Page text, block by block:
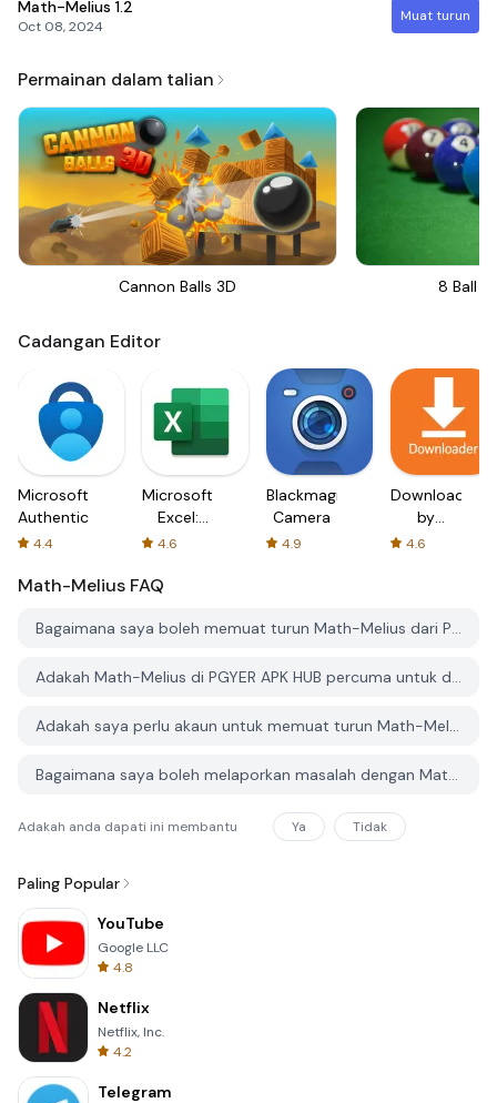
Math-Melius 1.2
Oct 08, 2024
Muat turun
Permainan dalam talian
Cannon Balls 3D 8 Ball
Cadangan Editor
Microsoft
Authenticator
4.4
Microsoft
Excel:
Spreadsheets
4.6
Blackmagic
Camera
4.9
Downloader
by
AFTVnews
4.6
Math-Melius FAQ
Bagaimana saya boleh memuat turun Math-Melius dari PGYER APK HUB?
Adakah Math-Melius di PGYER APK HUB percuma untuk dimuat turun?
Adakah saya perlu akaun untuk memuat turun Math-Melius dari PGYER APK HUB?
Bagaimana saya boleh melaporkan masalah dengan Math-Melius di PGYER APK HUB?
Adakah anda dapati ini membantu Ya Tidak
Paling Popular
YouTube
Google LLC
4.8
Netflix
Netflix, Inc.
4.2
Telegram